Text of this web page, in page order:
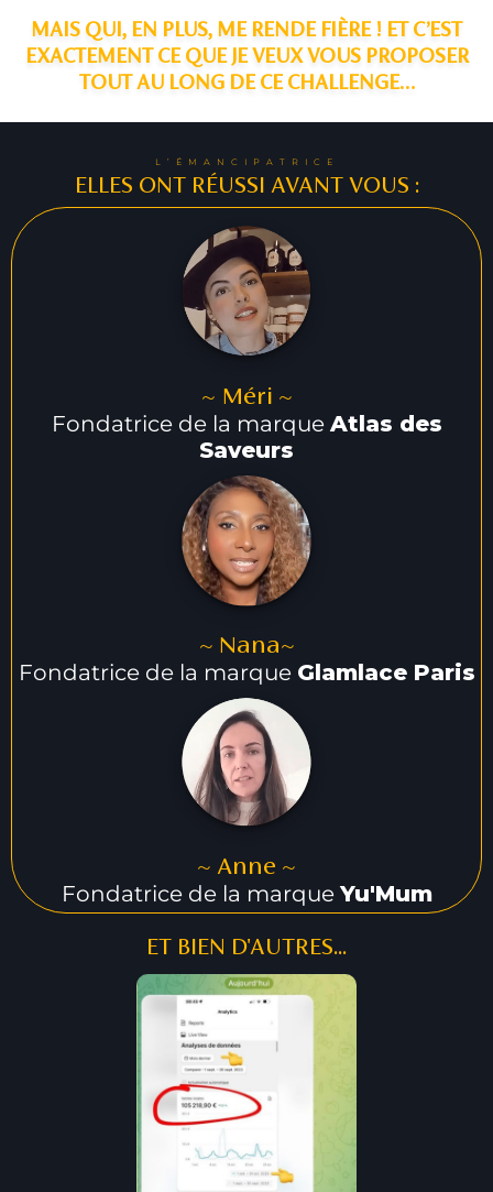
MAIS QUI, EN PLUS, ME RENDE FIÈRE ! ET C’EST
EXACTEMENT CE QUE JE VEUX VOUS PROPOSER
TOUT AU LONG DE CE CHALLENGE…
L’ÉMANCIPATRICE
ELLES ONT RÉUSSI AVANT VOUS :
~ Méri ~
Fondatrice de la marque Atlas des
Saveurs
~ Nana~
Fondatrice de la marque Glamlace Paris
~ Anne ~
Fondatrice de la marque Yu'Mum
ET BIEN D'AUTRES...